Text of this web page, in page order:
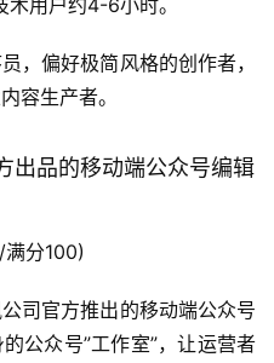
用户约4-6小时。
，偏好极简风格的创作者，
容生产者。
出品的移动端公众号编辑
分100)
司官方推出的移动端公众号
公众号”工作室”，让运营者